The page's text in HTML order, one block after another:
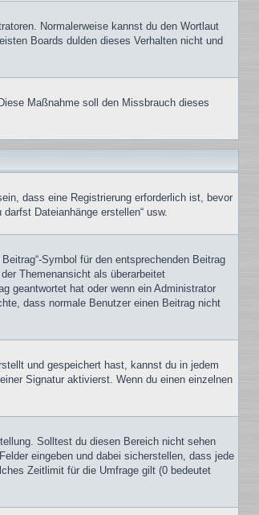
Normalerweise kannst du den Wortlaut
Boards dulden dieses Verhalten nicht und
Maßnahme soll den Missbrauch dieses
dass eine Registrierung erforderlich ist, bevor
Dateianhänge erstellen“ usw.
Symbol für den entsprechenden Beitrag
Themenansicht als überarbeitet
geantwortet hat oder wenn ein Administrator
dass normale Benutzer einen Beitrag nicht
und gespeichert hast, kannst du in jedem
Signatur aktivierst. Wenn du einen einzelnen
Solltest du diesen Bereich nicht sehen
eingeben und dabei sicherstellen, dass jede
Zeitlimit für die Umfrage gilt (0 bedeutet